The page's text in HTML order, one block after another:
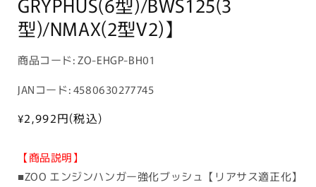
ア
(1)
を
く
型)/NMAX(2型V2)】
商品コード:商
コ
ー
ZO-EHGP-BH01
JANコード: 4580630277745
通
価
格
¥2,992円(税込)
【商品説明】
■ZOO エンジンハンガー強化ブッシュ【リアサス適正化】